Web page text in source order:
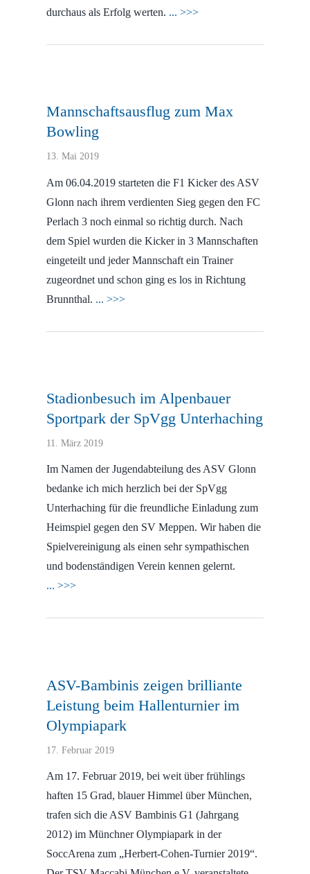
durchaus als Erfolg werten. ... >>>
Mannschaftsausflug zum Max
Bowling
13. Mai 2019
Am 06.04.2019 starteten die F1 Kicker des ASV
Glonn nach ihrem verdienten Sieg gegen den FC
Perlach 3 noch einmal so richtig durch. Nach
dem Spiel wurden die Kicker in 3 Mannschaften
eingeteilt und jeder Mannschaft ein Trainer
zugeordnet und schon ging es los in Richtung
Brunnthal. ... >>>
Stadionbesuch im Alpenbauer
Sportpark der SpVgg Unterhaching
11. März 2019
Im Namen der Jugendabteilung des ASV Glonn
bedanke ich mich herzlich bei der SpVgg
Unterhaching für die freundliche Einladung zum
Heimspiel gegen den SV Meppen. Wir haben die
Spielvereinigung als einen sehr sympathischen
und bodenständigen Verein kennen gelernt.
... >>>
ASV-Bambinis zeigen brilliante
Leistung beim Hallenturnier im
Olympiapark
17. Februar 2019
Am 17. Februar 2019, bei weit über frühlings
haften 15 Grad, blauer Himmel über München,
trafen sich die ASV Bambinis G1 (Jahrgang
2012) im Münchner Olympiapark in der
SoccArena zum „Herbert-Cohen-Turnier 2019“.